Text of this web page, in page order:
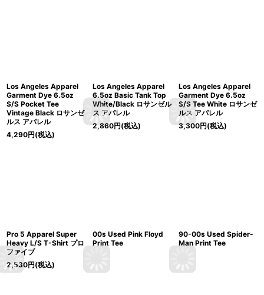
Los Angeles Apparel
Garment Dye 6.5oz
S/S Pocket Tee
Vintage Black ロサンゼ
ルス アパレル
4,290円(税込)
Los Angeles Apparel
6.5oz Basic Tank Top
White/Black ロサンゼル
ス アパレル
2,860円(税込)
Los Angeles Apparel
Garment Dye 6.5oz
S/S Tee White ロサンゼ
ルス アパレル
3,300円(税込)
Pro 5 Apparel Super
Heavy L/S T-Shirt プロ
ファイブ
2,530円(税込)
00s Used Pink Floyd
Print Tee
90-00s Used Spider-
Man Print Tee